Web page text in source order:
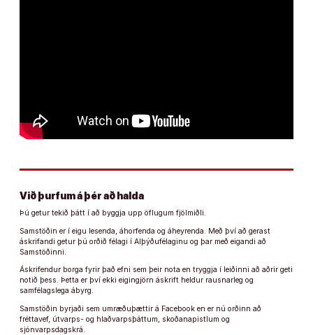
Við þurfum á þér að halda
Þú getur tekið þátt í að byggja upp öflugum fjölmiðli.
Samstöðin er í eigu lesenda, áhorfenda og áheyrenda. Með því að gerast
áskrifandi getur þú orðið félagi í Alþýðufélaginu og þar með eigandi að
Samstöðinni.
Áskrifendur borga fyrir það efni sem þeir nota en tryggja í leiðinni að aðrir geti
notið þess. Þetta er því ekki eigingjörn áskrift heldur rausnarleg og
samfélagslega ábyrg.
Samstöðin byrjaði sem umræðuþættir á Facebook en er nú orðinn að
fréttavef, útvarps- og hlaðvarpsþáttum, skoðanapistlum og
sjónvarpsdagskrá.